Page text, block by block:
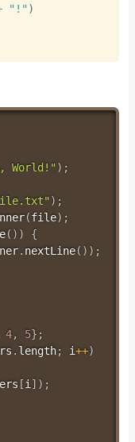
"!")
World!") ;
) ;
(file) ;
( ) )
{
. nextLine( ) ) ;
4, 5} ;
. length; i++)
[i ] ) ;